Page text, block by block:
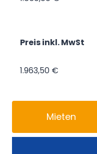
Preis inkl. MwSt
1.963,50 €
Mieten